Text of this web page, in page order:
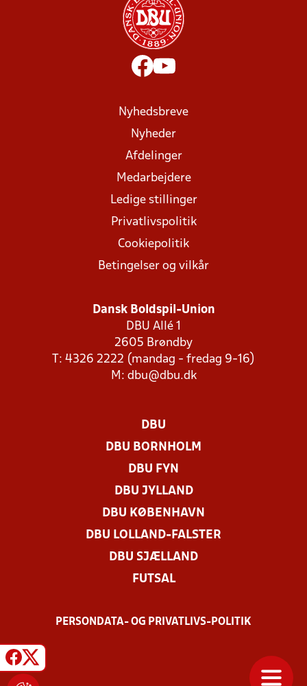
Nyhedsbreve
Nyheder
Afdelinger
Medarbejdere
Ledige stillinger
Privatlivspolitik
Cookiepolitik
Betingelser og vilkår
Dansk Boldspil-Union
DBU Allé 1
2605 Brøndby
T: 4326 2222 (mandag - fredag 9-16)
M: dbu@dbu.dk
DBU
DBU BORNHOLM
DBU FYN
DBU JYLLAND
DBU KØBENHAVN
DBU LOLLAND-FALSTER
DBU SJÆLLAND
FUTSAL
PERSONDATA- OG PRIVATLIVS-POLITIK